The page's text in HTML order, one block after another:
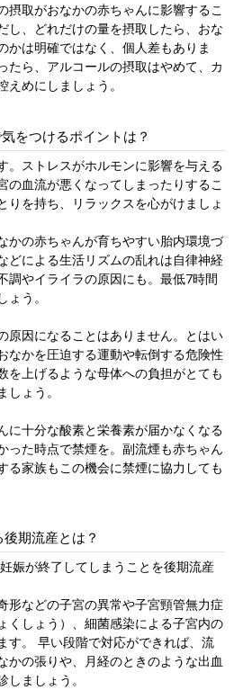
摂取がおなかの赤ちゃんに影響するこ
し、どれだけの量を摂取したら、おな
かは明確ではなく、個人差もありま
たら、アルコールの摂取はやめて、カ
めにしましょう。
をつけるポイントは？
。ストレスがホルモンに影響を与える
の血流が悪くなってしまったりするこ
りを持ち、リラックスを心がけましょ
かの赤ちゃんが育ちやすい胎内環境づ
どによる生活リズムの乱れは自律神経
調やイライラの原因にも。最低7時間
う。
原因になることはありません。とはい
なかを圧迫する運動や転倒する危険性
を上げるような母体への負担がとても
ょう。
に十分な酸素と栄養素が届かなくなる
った時点で禁煙を。副流煙も赤ちゃん
る家族もこの機会に禁煙に協力しても
期流産とは？
娠が終了してしまうことを後期流産
形などの子宮の異常や子宮頸管無力症
くしょう）、細菌感染による子宮内の
す。 早い段階で対応ができれば、流
かの張りや、月経のときのような出血
ましょう。